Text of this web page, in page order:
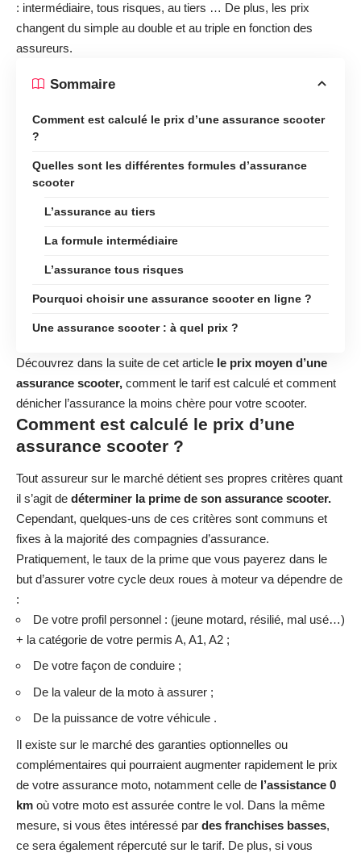
: intermédiaire, tous risques, au tiers … De plus, les prix
changent du simple au double et au triple en fonction des
assureurs.
Sommaire
Comment est calculé le prix d’une assurance scooter
?
Quelles sont les différentes formules d’assurance
scooter
L’assurance au tiers
La formule intermédiaire
L’assurance tous risques
Pourquoi choisir une assurance scooter en ligne ?
Une assurance scooter : à quel prix ?
Découvrez dans la suite de cet article le prix moyen d’une
assurance scooter, comment le tarif est calculé et comment
dénicher l’assurance la moins chère pour votre scooter.
Comment est calculé le prix d’une
assurance scooter ?
Tout assureur sur le marché détient ses propres critères quant
il s’agit de déterminer la prime de son assurance scooter.
Cependant, quelques-uns de ces critères sont communs et
fixes à la majorité des compagnies d’assurance.
Pratiquement, le taux de la prime que vous payerez dans le
but d’assurer votre cycle deux roues à moteur va dépendre de
:
De votre profil personnel : (jeune motard, résilié, mal usé…)
+ la catégorie de votre permis A, A1, A2 ;
De votre façon de conduire ;
De la valeur de la moto à assurer ;
De la puissance de votre véhicule .
Il existe sur le marché des garanties optionnelles ou
complémentaires qui pourraient augmenter rapidement le prix
de votre assurance moto, notamment celle de l’assistance 0
km où votre moto est assurée contre le vol. Dans la même
mesure, si vous êtes intéressé par des franchises basses,
ce sera également répercuté sur le tarif. De plus, si vous